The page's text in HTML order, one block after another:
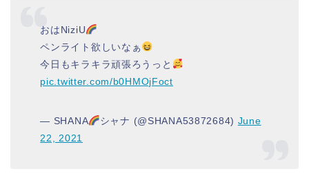
おはNiziU
ペンライト欲しいなぁ
今日もキラキラ頑張ろうっと
pic.twitter.com/b0HMOjFoct
— SHANA シャナ (@SHANA53872684) June
22, 2021